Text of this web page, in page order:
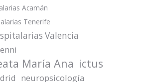
Acamán
Tenerife
Valencia
María Ana ictus
neuropsicología